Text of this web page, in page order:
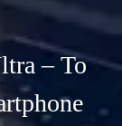
– Το